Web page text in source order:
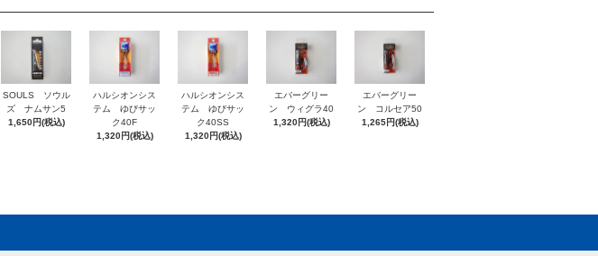
SOULS ソウル
ズ ナムサン5
1,650円(税込)
ハルシオンシス
テム ゆびサッ
ク40F
1,320円(税込)
ハルシオンシス
テム ゆびサッ
ク40SS
1,320円(税込)
エバーグリー
ン ウィグラ40
1,320円(税込)
エバーグリー
ン コルセア50
1,265円(税込)